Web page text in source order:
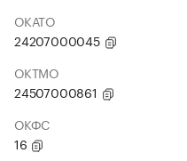
ОКАТО
24207000045
ОКТМО
24507000861
ОКФС
16